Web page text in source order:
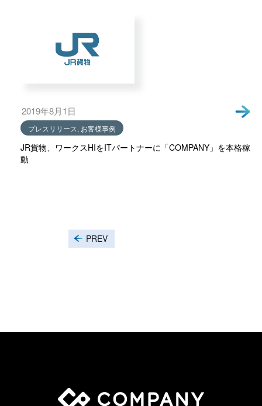
2019年8月1日
プレスリリース, お客様事例
JR貨物、ワークスHIをITパートナーに「COMPANY」を本格稼
動
PREV